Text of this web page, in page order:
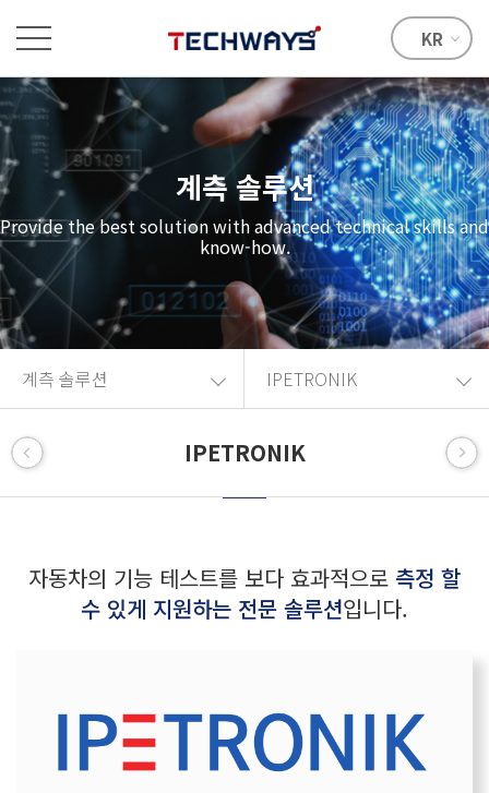
KR
계측 솔루션
Provide the best solution with advanced technical skills and
know-how.
계측 솔루션 IPETRONIK
IPETRONIK
자동차의 기능 테스트를 보다 효과적으로 측정 할
수 있게 지원하는 전문 솔루션입니다.